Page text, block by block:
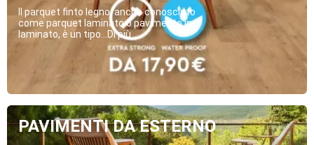
Il parquet finto legno, anche conosciuto
come parquet laminato o pavimento in
laminato, è un tipo...Di più
PAVIMENTI DA ESTERNO